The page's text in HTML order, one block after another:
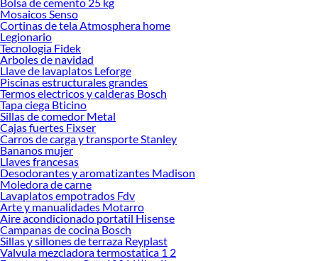
renovación de espacios. ¡Visítanos y descubre todo lo que tenemos para
ofrecerte!
Encuentra una amplia variedad de productos de Limpiador Cocina en Sodimac.
Encuentra todo lo necesario para tus proyectos de renovación y decoración.
¡Visítanos y haz tus ideas realidad!
Mosaicos Senso
Cortinas de tela Atmosphera home
Legionario
Tecnologia Fidek
Arboles de navidad
Llave de lavaplatos Leforge
Piscinas estructurales grandes
Termos electricos y calderas Bosch
Tapa ciega Bticino
Sillas de comedor Metal
Cajas fuertes Fixser
Carros de carga y transporte Stanley
Bananos mujer
Llaves francesas
Desodorantes y aromatizantes Madison
Moledora de carne
Lavaplatos empotrados Fdv
Arte y manualidades Motarro
Aire acondicionado portatil Hisense
Campanas de cocina Bosch
Sillas y sillones de terraza Reyplast
Valvula mezcladora termostatica 1 2